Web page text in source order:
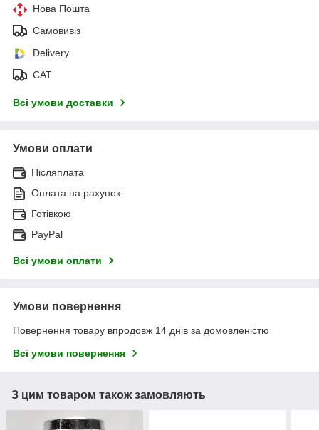
Нова Пошта
Самовивіз
Delivery
САТ
Всі умови доставки
Умови оплати
Післяплата
Оплата на рахунок
Готівкою
PayPal
Всі умови оплати
Умови повернення
Повернення товару впродовж 14 днів за домовленістю
Всі умови повернення
З цим товаром також замовляють